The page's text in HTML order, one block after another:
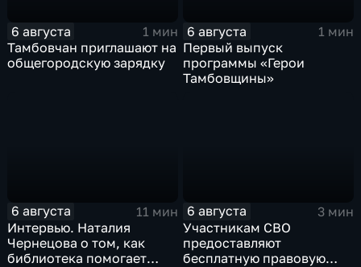
6 августа
1 мин
Тамбовчан приглашают на
общегородскую зарядку
6 августа
1 мин
Первый выпуск
программы «Герои
Тамбовщины»
6 августа
11 мин
Интервью. Наталия
Чернецова о том, как
библиотека помогает
6 августа
3 мин
Участникам СВО
предоставляют
бесплатную правовую